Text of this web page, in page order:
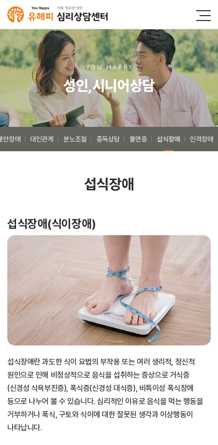
YOU HAPPY
성인,시니어상담
안장애 대인관계 분노조절 중독상담 불면증 섭식장애 인격장애
섭식장애
섭식장애(식이장애)
섭식장애란 과도한 식이 요법의 부작용 또는 여러 생리적, 정신적
원인으로 인해 비정상적으로 음식을 섭취하는 증상으로 거식증
(신경성 식욕부진증), 폭식증(신경성 대식증), 비특이성 폭식장애
등으로 나누어 볼 수 있습니다. ​심리적인 이유로 음식을 먹는 행동을
거부하거나 폭식, 구토와 식이에 대한 잘못된 생각과 이상행동이
나타납니다.